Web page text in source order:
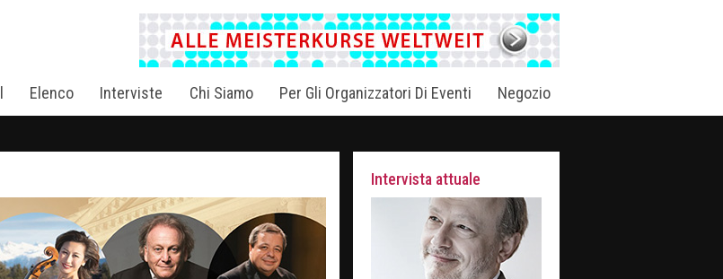
Elenco Interviste Chi Siamo Per Gli Organizzatori Di Eventi Negozio
Intervista attuale